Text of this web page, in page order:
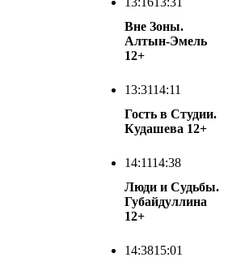
Вне Зоны.
Алтын-Эмель
12+
13:3114:11
Гость в Студии.
Кудашева 12+
14:1114:38
Люди и Судьбы.
Губайдуллина
12+
14:3815:01